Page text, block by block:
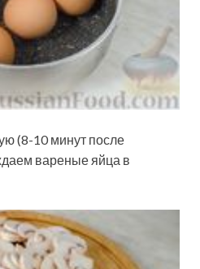
(8-10 минут после
вареные яйца в